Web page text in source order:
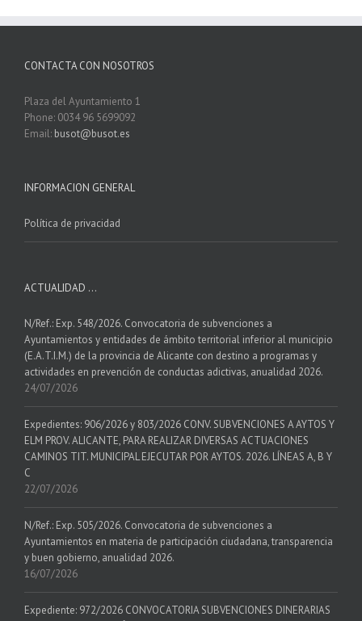
CONTACTA CON NOSOTROS
Plaza del Ayuntamiento 1
Phone: 0034 96 5699092
Email: busot@busot.es
INFORMACION GENERAL
Política de privacidad
ACTUALIDAD …
N/Ref.: Exp. 548/2026. Convocatoria de subvenciones a
Ayuntamientos y entidades de ámbito territorial inferior al municipio
(E.A.T.I.M.) de la provincia de Alicante con destino a programas y
actividades en prevención de conductas adictivas, anualidad 2026.
24/07/2026
Expedientes: 906/2026 y 803/2026 CONV. SUBVENCIONES A AYTOS Y
ELM PROV. ALICANTE, PARA REALIZAR DIVERSAS ACTUACIONES
CAMINOS TIT. MUNICIPAL EJECUTAR POR AYTOS. 2026. LÍNEAS A, B Y
C
22/07/2026
N/Ref.: Exp. 505/2026. Convocatoria de subvenciones a
Ayuntamientos en materia de participación ciudadana, transparencia
y buen gobierno, anualidad 2026.
16/07/2026
Expediente: 972/2026 CONVOCATORIA SUBVENCIONES DINERARIAS